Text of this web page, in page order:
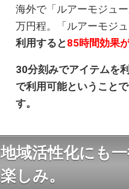
海外で「ルアーモジュ
万円程。「ルアーモジ
利用すると 85時間効果
30分刻みでアイテムを
で利用可能ということで
す。
地域活性化にも
楽しみ。